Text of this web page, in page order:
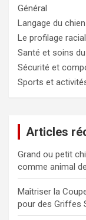
Général
Langage du chien
Le profilage racial
Santé et soins
Sécurité et
Sports et
Articles
Grand ou petit
comme animal
Maîtriser la
pour des Griffes